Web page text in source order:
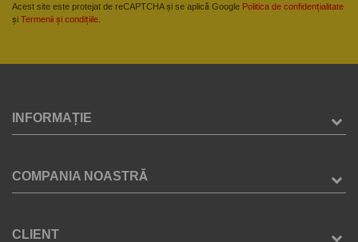
Acest site este protejat de reCAPTCHA și se aplică Google Politica de confidențialitate
și Termenii și condițiile
INFORMAȚIE
COMPANIA NOASTRĂ
CLIENT